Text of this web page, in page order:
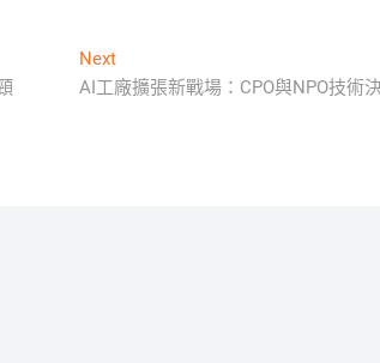
NextNext
post:
AI工廠擴張新戰場：CPO與NPO技術